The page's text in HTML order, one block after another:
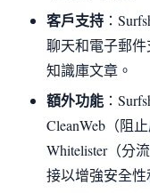
客戶支持 ：
聊天和電子郵
知識庫文章。
額外功能 ：
CleanWeb（阻
Whitelister（分
接以增強安全性